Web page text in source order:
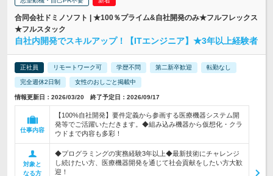
合同会社ドミノソフト | ★100％プライム&自社開発のみ★フルフレックス
★フルスタック
自社内開発でスキルアップ！【ITエンジニア】★3年以上経験者
正社員 リモートワーク可 学歴不問 第二新卒歓迎 転勤なし
完全週休2日制 女性のおしごと掲載中
情報更新日：2026/03/20 終了予定日：2026/09/17
仕事内容
【100%自社開発】要件定義から参画する医療機器システム開
発等でご活躍いただきます。◆組み込み機器から仮想化・クラ
ウドまで内容も多彩！
対象と
なる方
◆プログラミングの実務経験3年以上◆最新技術にチャレンジ
し続けたい方、医療機器開発を通じて社会貢献をしたい方大歓
迎！